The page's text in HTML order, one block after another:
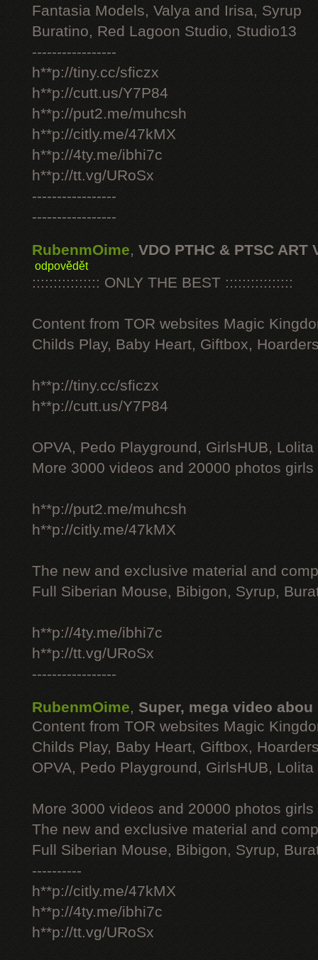
Fantasia Models, Valya and Irisa, Syrup
Buratino, Red Lagoon Studio, Studio13
-----------------
h**p://tiny.cc/sficzx
h**p://cutt.us/Y7P84
h**p://put2.me/muhcsh
h**p://citly.me/47kMX
h**p://4ty.me/ibhi7c
h**p://tt.vg/URoSx
-----------------
-----------------
RubenmOime, VDO PTHC & PTSC ART
odpovědět
:::::::::::::::: ONLY THE BEST ::::::::::::::::
Content from TOR websites Magic
Childs Play, Baby Heart, Giftbox,
h**p://tiny.cc/sficzx
h**p://cutt.us/Y7P84
OPVA, Pedo Playground, GirlsHUB, Lolita
More 3000 videos and 20000 photos
h**p://put2.me/muhcsh
h**p://citly.me/47kMX
The new and exclusive material and
Full Siberian Mouse, Bibigon, Syrup,
h**p://4ty.me/ibhi7c
h**p://tt.vg/URoSx
-----------------
RubenmOime, Super, mega video abou
Content from TOR websites Magic
Childs Play, Baby Heart, Giftbox,
OPVA, Pedo Playground, GirlsHUB, Lolita
More 3000 videos and 20000 photos
The new and exclusive material and
Full Siberian Mouse, Bibigon, Syrup,
----------
h**p://citly.me/47kMX
h**p://4ty.me/ibhi7c
h**p://tt.vg/URoSx